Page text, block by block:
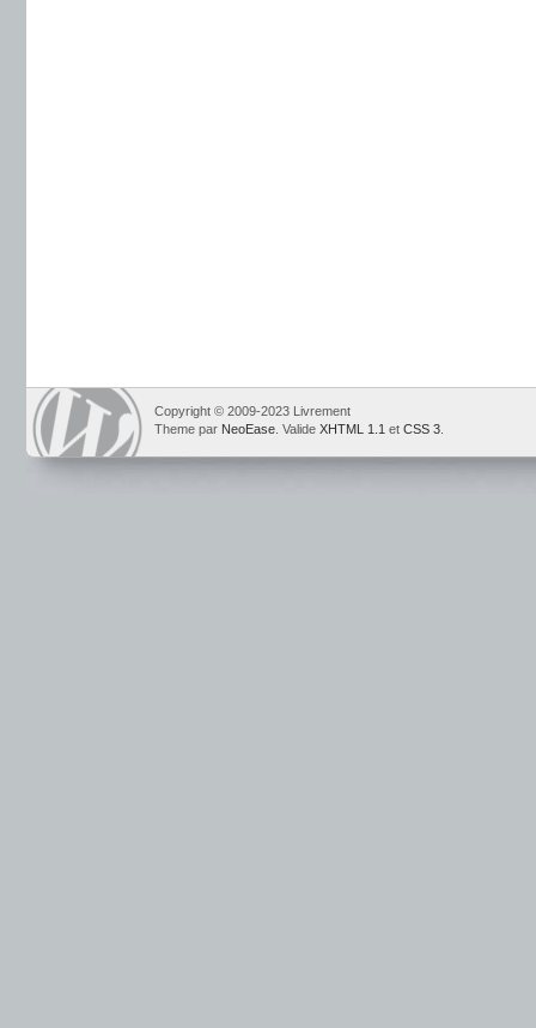
Copyright © 2009-2023 Livrement
Theme par NeoEase . Valide XHTML 1.1 et CSS 3